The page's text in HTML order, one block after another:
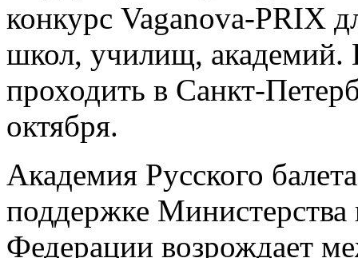
конкурс Vaganova-PRIX
школ, училищ, академий.
проходить в Санкт-
октября.
Академия Русского
поддержке Министерства
Федерации возрождает